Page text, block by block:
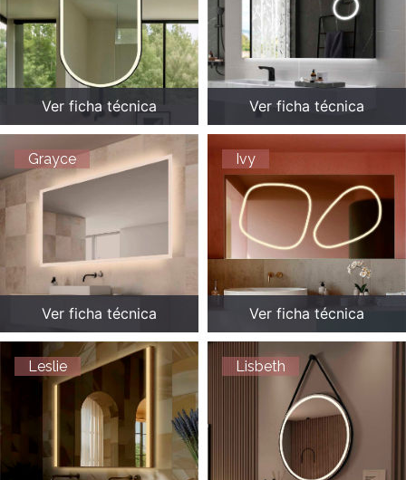
Ver ficha técnica Ver ficha técnica
Ver ficha técnica
Grayce
Ver ficha técnica
Ivy
Leslie Lisbeth